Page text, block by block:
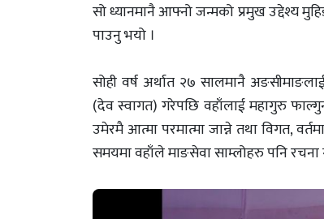
सो ध्यानमानै आफ्नो जन्मको प्रमुख उद्देश्य
पाउनु भयो ।
सोही वर्ष अर्थात २७ सालमानै
(देव स्वागत) गरेपछि वहाँलाई महागुरु
उमेरमै आत्मा परमात्मा जान्ने तथा विगत,
समयमा वहाँले माङसेवा साम्लोहरु पनि रचना